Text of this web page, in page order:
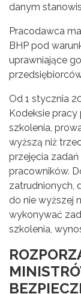
danym
Pracodawca
BHP pod
uprawniające
Od 1 stycznia
Kodeksie
szkolenia,
wyższą niż
przejęcia zadań
pracowników.
zatrudnionych,
do nie wyższej
wykonywać
szkolenia,